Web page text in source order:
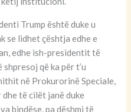
Trump është duke u
se lidhet çështja edhe e
edhe ish-presidentit të
që ka për t’u
në Prokurorinë Speciale,
të cilët janë duke
bindëse, pa dëshmi të